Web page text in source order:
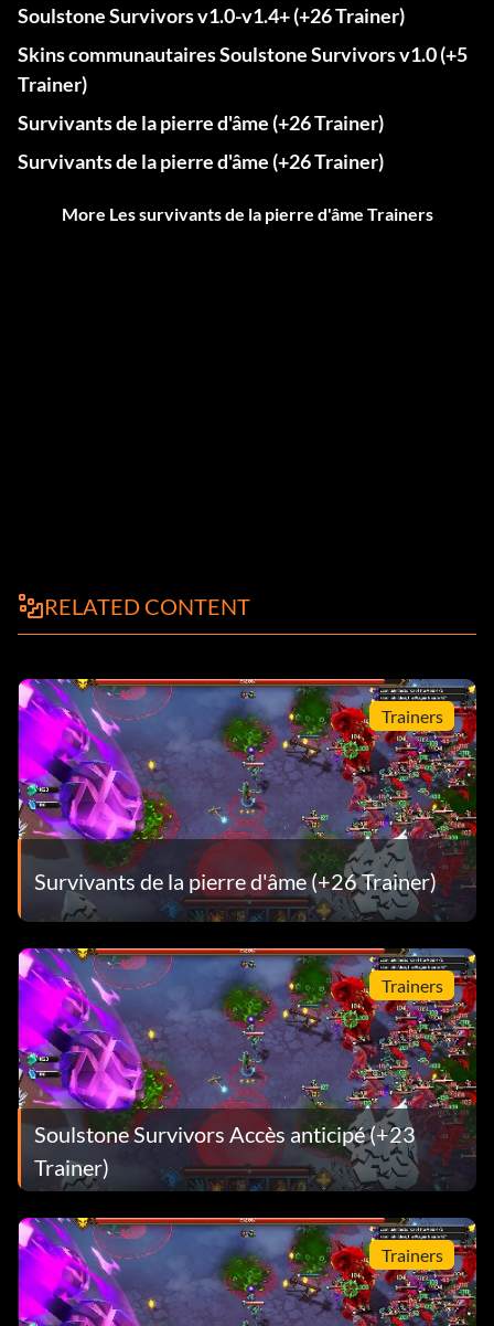
Soulstone Survivors v1.0-v1.4+ (+26 Trainer)
Skins communautaires Soulstone Survivors v1.0 (+5
Trainer)
Survivants de la pierre d'âme (+26 Trainer)
Survivants de la pierre d'âme (+26 Trainer)
More Les survivants de la pierre d'âme Trainers
RELATED CONTENT
Trainers
Survivants de la pierre d'âme (+26 Trainer)
Trainers
Soulstone Survivors Accès anticipé (+23
Trainer)
Trainers